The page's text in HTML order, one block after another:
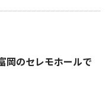
のセレモホールで